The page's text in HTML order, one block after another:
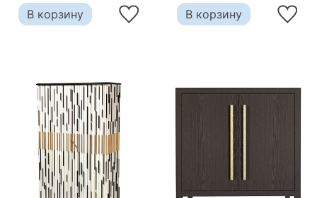
В корзину В корзину